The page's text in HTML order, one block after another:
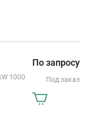
1000
По запросу
Под заказ